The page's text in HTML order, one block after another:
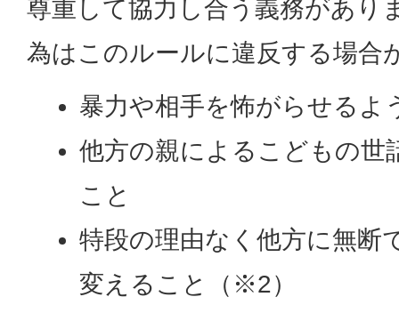
尊重して協力し合う義務があり
為はこのルールに違反する場
暴力や相手を怖がらせるよ
他方の親によるこどもの世
こと
特段の理由なく他方に無断
変えること（※2）